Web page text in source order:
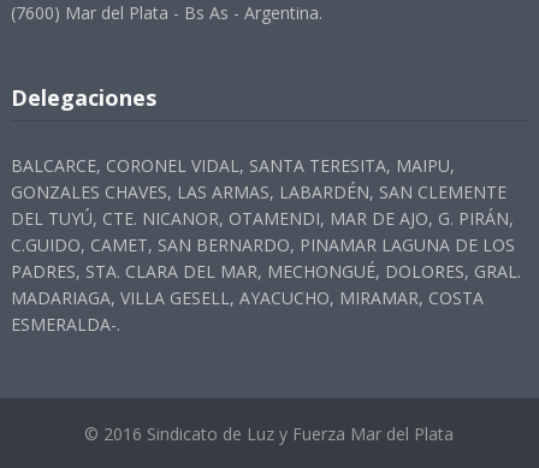
(7600) Mar del Plata - Bs As - Argentina.
Delegaciones
BALCARCE, CORONEL VIDAL, SANTA TERESITA, MAIPU,
GONZALES CHAVES, LAS ARMAS, LABARDÉN, SAN CLEMENTE
DEL TUYÚ, CTE. NICANOR, OTAMENDI, MAR DE AJO, G. PIRÁN,
C.GUIDO, CAMET, SAN BERNARDO, PINAMAR LAGUNA DE LOS
PADRES, STA. CLARA DEL MAR, MECHONGUÉ, DOLORES, GRAL.
MADARIAGA, VILLA GESELL, AYACUCHO, MIRAMAR, COSTA
ESMERALDA-.
© 2016 Sindicato de Luz y Fuerza Mar del Plata